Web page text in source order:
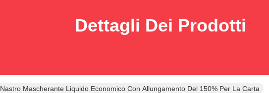
Dettagli Dei Prodotti
Nastro Mascherante Liquido Economico Con Allungamento Del 150% Per La Carta